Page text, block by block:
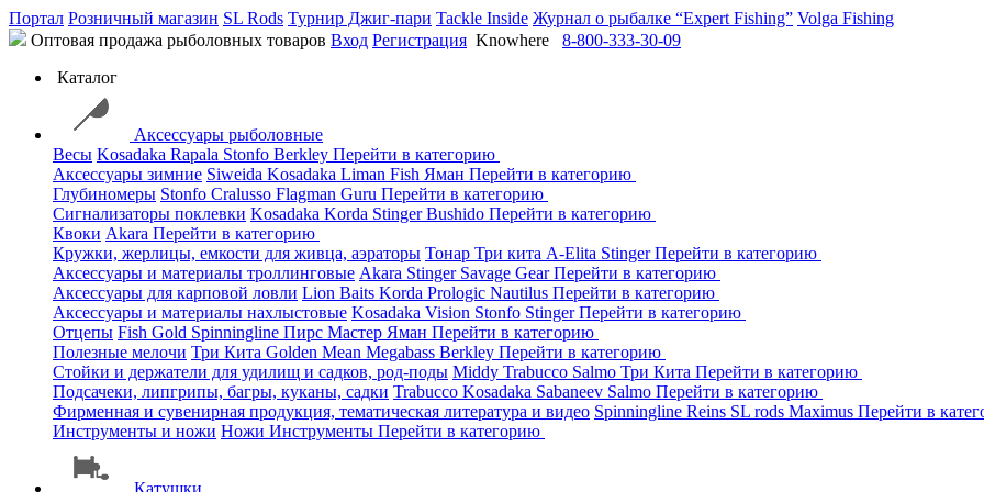
Портал Розничный магазин SL Rods Турнир Джиг-пари Tackle Inside Журнал о рыбалке “Expert Fishing” Volga Fishing
Оптовая продажа рыболовных товаров Вход Регистрация Knowhere
8-800-333-30-09
Каталог
Аксессуары рыболовные
Весы Kosadaka Rapala Stonfo Berkley Перейти в категорию
Аксессуары зимние Siweida Kosadaka Liman Fish Яман Перейти в категорию
Глубиномеры Stonfo Cralusso Flagman Guru Перейти в категорию
Сигнализаторы поклевки Kosadaka Korda StingerBushido Перейти в категорию
Квоки Akara Перейти в категорию
Кружки, жерлицы, емкости для живца, аэраторы Тонар Три кита A-Elita StingerПерейти в категорию
Аксессуары и материалы троллинговые Akara Stinger Savage GearПерейти в категорию
Аксессуары для карповой ловли Lion Baits Korda Prologic Nautilus Перейти в категорию
Аксессуары и материалы нахлыстовые Kosadaka Vision Stonfo StingerПерейти в категорию
Отцепы Fish Gold Spinningline Пирс Мастер Яман Перейти в категорию
Полезные мелочи Три Кита Golden Mean Megabass Berkley Перейти в категорию
Стойки и держатели для удилищ и садков, род-поды Middy Trabucco Salmo Три Кита Перейти в категорию
Подсачеки, липгрипы, багры, куканы, садки Trabucco Kosadaka Sabaneev Salmo Перейти в категорию
Фирменная и сувенирная продукция, тематическая литература и видео Spinningline Reins SL rods Maximus Перейти в
Инструменты и ножи Ножи Инструменты Перейти в категорию
Катушки